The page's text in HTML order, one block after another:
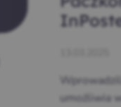
umożliwia